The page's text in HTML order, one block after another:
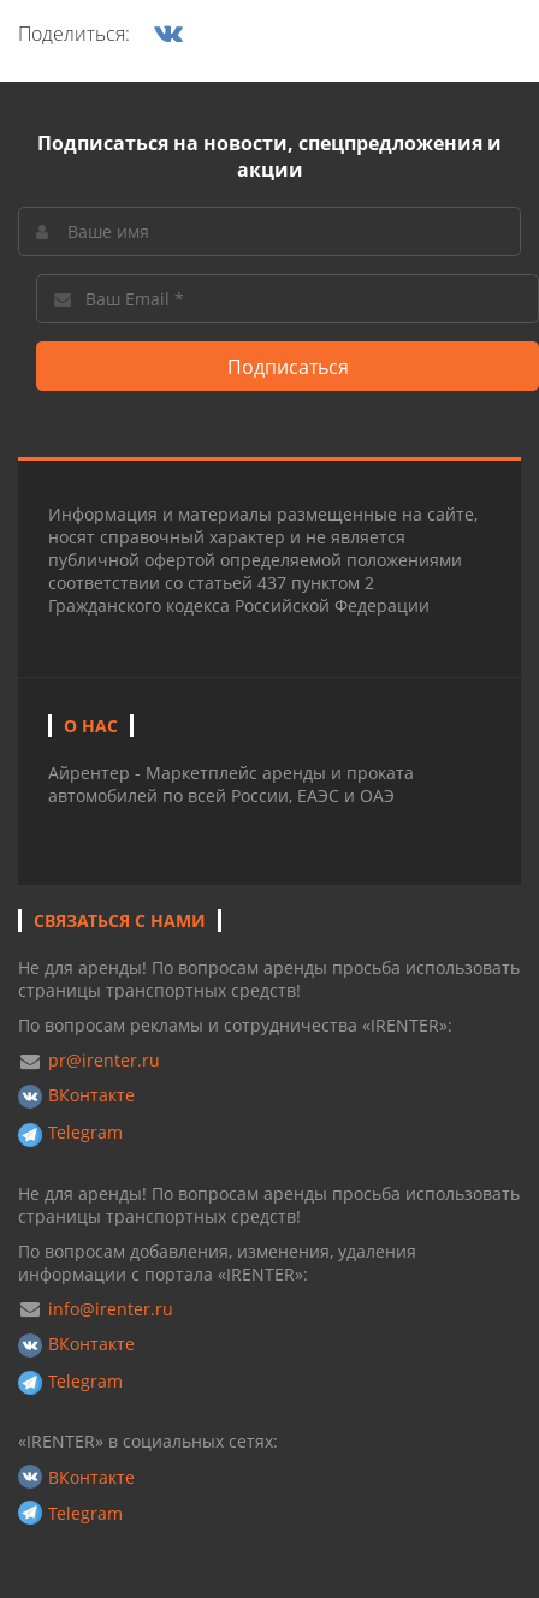
Поделиться:
Подписаться на новости, спецпредложения и
акции
Подписаться
Информация и материалы размещенные на сайте,
носят справочный характер и не является
публичной офертой определяемой положениями
соответствии со статьей 437 пунктом 2
Гражданского кодекса Российской Федерации
О НАС
Айрентер - Маркетплейс аренды и проката
автомобилей по всей России, ЕАЭС и ОАЭ
СВЯЗАТЬСЯ С НАМИ
Не для аренды! По вопросам аренды просьба использовать
страницы транспортных средств!
По вопросам рекламы и сотрудничества «IRENTER»:
pr@irenter.ru
ВКонтакте
Telegram
Не для аренды! По вопросам аренды просьба использовать
страницы транспортных средств!
По вопросам добавления, изменения, удаления
информации с портала «IRENTER»:
info@irenter.ru
ВКонтакте
Telegram
«IRENTER» в социальных сетях:
ВКонтакте
Telegram